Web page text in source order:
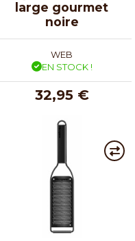
large gourmet
noire
WEB
EN STOCK !
32,95 €